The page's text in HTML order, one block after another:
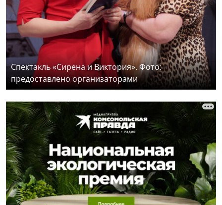
Спектакль «Сирена и Виктория». Фото:
предоставлено организаторами